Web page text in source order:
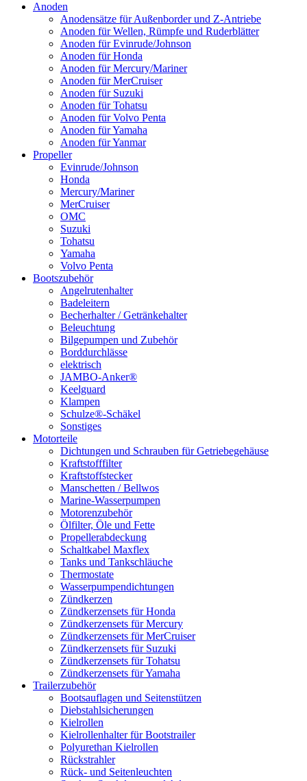
Anoden
Anodensätze für Außenborder und Z-Antriebe
Anoden für Wellen, Rümpfe und Ruderblätter
Anoden für Evinrude/Johnson
Anoden für Honda
Anoden für Mercury/Mariner
Anoden für MerCruiser
Anoden für Suzuki
Anoden für Tohatsu
Anoden für Volvo Penta
Anoden für Yamaha
Anoden für Yanmar
Propeller
Evinrude/Johnson
Honda
Mercury/Mariner
MerCruiser
OMC
Suzuki
Tohatsu
Yamaha
Volvo Penta
Bootszubehör
Angelrutenhalter
Badeleitern
Becherhalter / Getränkehalter
Beleuchtung
Bilgepumpen und Zubehör
Borddurchlässe
elektrisch
JAMBO-Anker®
Keelguard
Klampen
Schulze®-Schäkel
Sonstiges
Motorteile
Dichtungen und Schrauben für Getriebegehäuse
Kraftstofffilter
Kraftstoffstecker
Manschetten / Bellwos
Marine-Wasserpumpen
Motorenzubehör
Ölfilter, Öle und Fette
Propellerabdeckung
Schaltkabel Maxflex
Tanks und Tankschläuche
Thermostate
Wasserpumpendichtungen
Zündkerzen
Zündkerzensets für Honda
Zündkerzensets für Mercury
Zündkerzensets für MerCruiser
Zündkerzensets für Suzuki
Zündkerzensets für Tohatsu
Zündkerzensets für Yamaha
Trailerzubehör
Bootsauflagen und Seitenstützen
Diebstahlsicherungen
Kielrollen
Kielrollenhalter für Bootstrailer
Polyurethan Kielrollen
Rückstrahler
Rück- und Seitenleuchten